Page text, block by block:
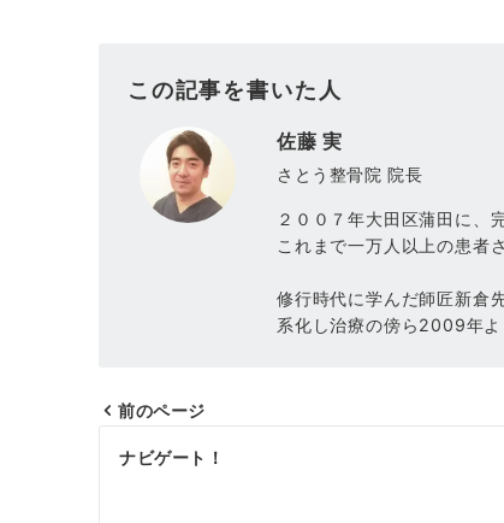
この記事を書いた人
佐藤 実
さとう整骨院 院長
２００７年大田区蒲田に、
これまで一万人以上の患者
修行時代に学んだ師匠新倉
系化し治療の傍ら2009年よ
前のページ
ナビゲート！